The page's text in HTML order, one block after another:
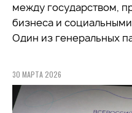
между государством,
бизнеса и
Один из генеральных
30 МАРТА 2026